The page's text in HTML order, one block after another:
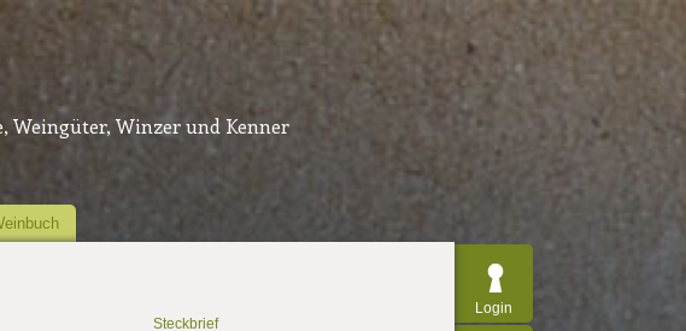
Weingüter, Winzer und Kenner
Login
Steckbrief